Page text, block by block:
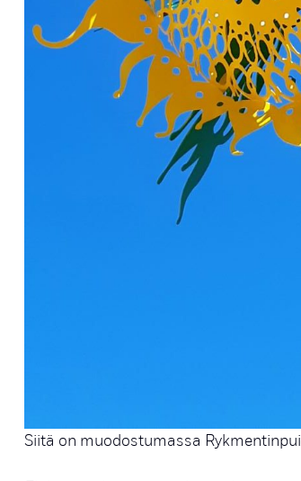
Siitä on muodostumassa